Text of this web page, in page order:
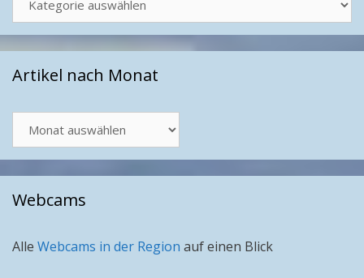
Artikel nach Monat
nach
Monat
Webcams
Alle Webcams in der Region auf einen Blick